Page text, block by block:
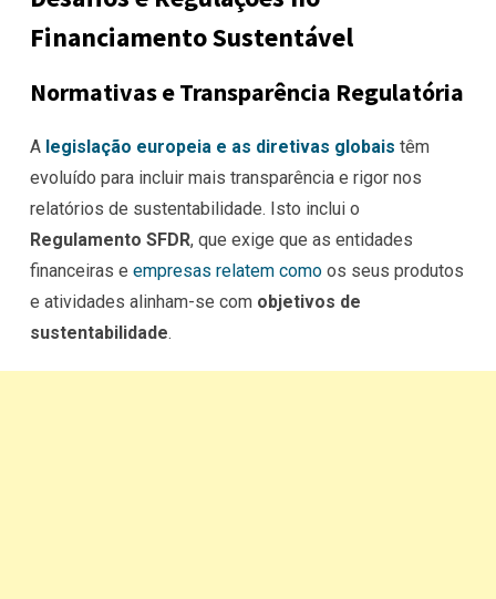
Financiamento Sustentável
Normativas e Transparência Regulatória
A legislação europeia e as diretivas globais têm
evoluído para incluir mais transparência e rigor nos
relatórios de sustentabilidade. Isto inclui o
Regulamento SFDR, que exige que as entidades
financeiras e empresas relatem como os seus produtos
e atividades alinham-se com objetivos de
sustentabilidade.